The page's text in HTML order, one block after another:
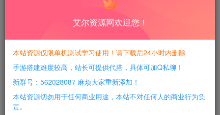
每日活跃最高可获得600积分！所有资源可以使用
积分免费兑换！
游戏介绍：
艾尔资源网欢迎您！
本站资源仅限单机测试学习使用！请下载后24小时内删除
手游搭建难度较高，站长可提供代搭，具体可加Q私聊！
新群号：562028087 麻烦大家重新添加！
本站资源切勿用于任何商业用途，本站不对任何人的商业行为负
责。